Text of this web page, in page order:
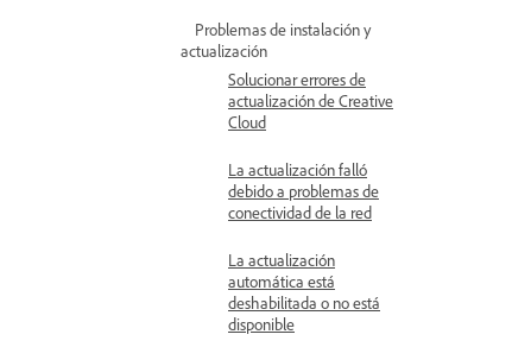
Problemas de instalación y
actualización
Solucionar errores de
actualización de Creative
Cloud
La actualización falló
debido a problemas de
conectividad de la red
La actualización
automática está
deshabilitada o no está
disponible